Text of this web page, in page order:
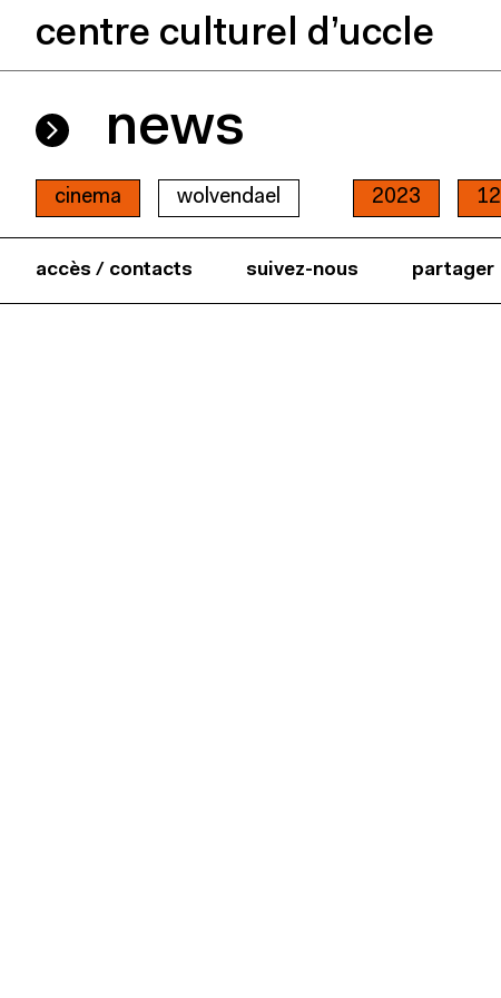
centre culturel d’uccle
news
cinema wolvendael 2023 12
accès / contacts suivez-nous partager